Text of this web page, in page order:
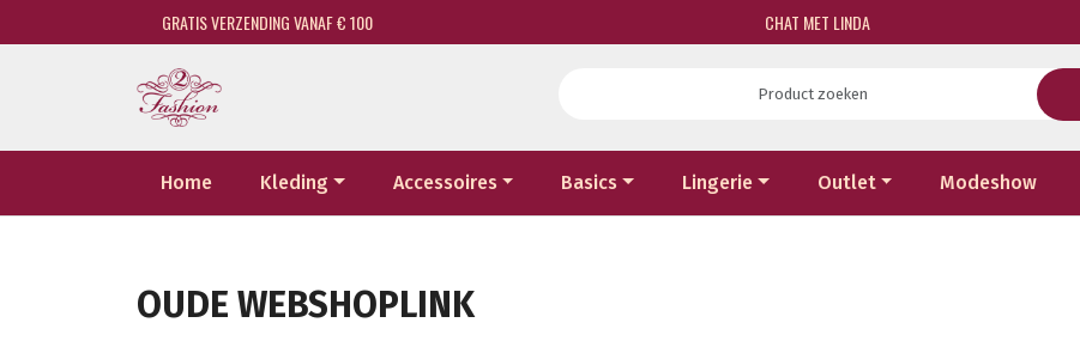
GRATIS VERZENDING VANAF € 100 CHAT MET LINDA
Home Kleding Accessoires Basics Lingerie Outlet Modeshow
OUDE WEBSHOPLINK